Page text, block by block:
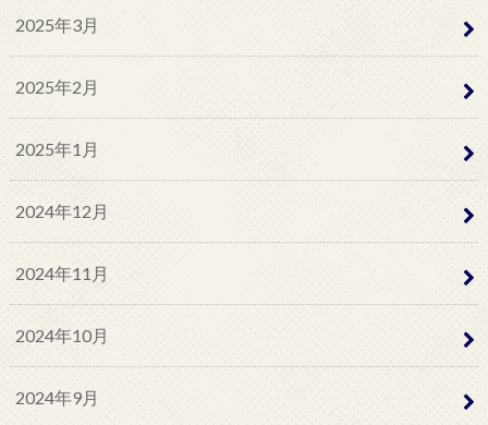
2025年3月
2025年2月
2025年1月
2024年12月
2024年11月
2024年10月
2024年9月